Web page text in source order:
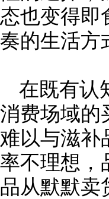
态也变得即
奏的生活方
在既有认
消费场域的
难以与滋补
率不理想，
品从默默卖